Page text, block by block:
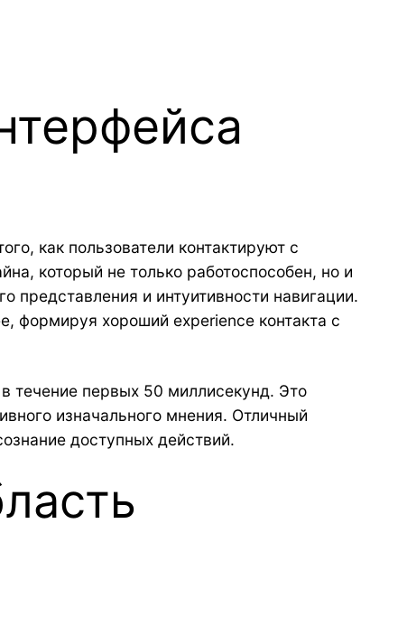
как пользователи контактируют с
который не только работоспособен, но и
представления и интуитивности навигации.
формируя хороший experience контакта с
течение первых 50 миллисекунд. Это
изначального мнения. Отличный
доступных действий.